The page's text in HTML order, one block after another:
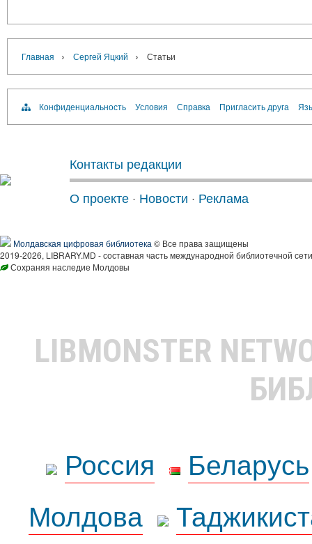
Главная › Сергей Яцкий › Статьи
Конфиденциальность Условия Справка Пригласить друга
Контакты редакции
О проекте · Новости · Реклама
Молдавская цифровая библиотека © Все права защищены
2019-2026, LIBRARY.MD - составная часть международной библиотечной
Сохраняя наследие Молдовы
LIBMONSTER
Россия
Беларусь
Молдова